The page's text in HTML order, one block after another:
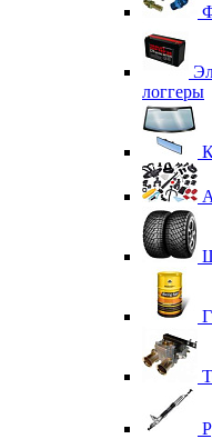
логгеры